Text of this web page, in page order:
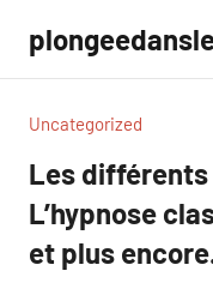
contenu
Uncategorized
Les différents
L’hypnose
et plus